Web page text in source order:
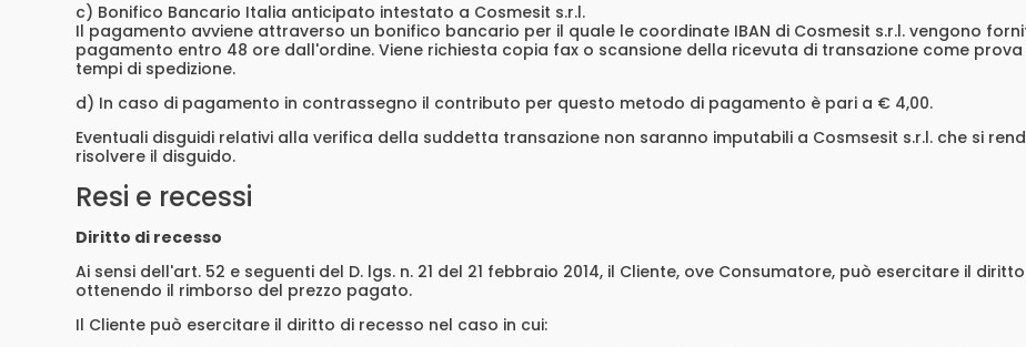
c) Bonifico Bancario Italia anticipato intestato a Cosmesit s.r.l.
Il pagamento avviene attraverso un bonifico bancario per il quale le coordinate IBAN di Cosmesit s.r.l. vengono
pagamento entro 48 ore dall'ordine. Viene richiesta copia fax o scansione della ricevuta di transazione come
tempi di spedizione.
d) In caso di pagamento in contrassegno il contributo per questo metodo di pagamento è pari a € 4,00.
Eventuali disguidi relativi alla verifica della suddetta transazione non saranno imputabili a Cosmsesit s.r.l. che si
risolvere il disguido.
Resi e recessi
Diritto di recesso
Ai sensi dell'art. 52 e seguenti del D. lgs. n. 21 del 21 febbraio 2014, il Cliente, ove Consumatore, può esercitare il
ottenendo il rimborso del prezzo pagato.
Il Cliente può esercitare il diritto di recesso nel caso in cui: